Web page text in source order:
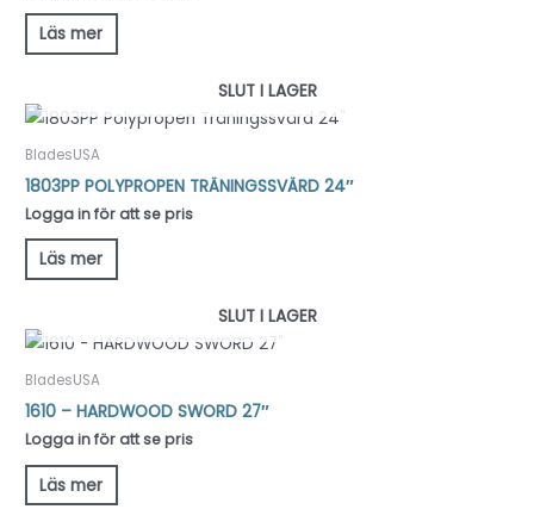
Läs mer
SLUT I LAGER
BladesUSA
1803PP POLYPROPEN TRÄNINGSSVÄRD 24″
Logga in för att se pris
Läs mer
SLUT I LAGER
BladesUSA
1610 – HARDWOOD SWORD 27″
Logga in för att se pris
Läs mer